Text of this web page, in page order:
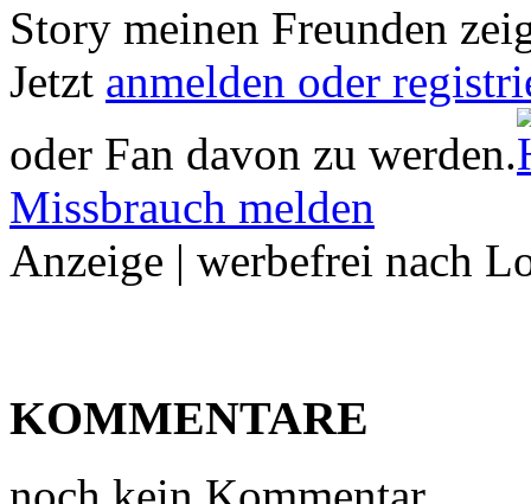
Story meinen Freunden
Jetzt anmelden oder
oder Fan davon zu werden.
Missbrauch melden
Anzeige | werbefrei nach
KOMMENTARE